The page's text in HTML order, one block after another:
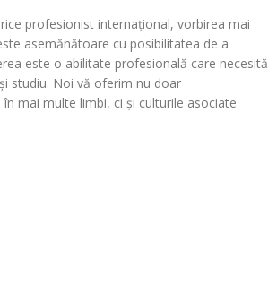
profesionist internațional, vorbirea mai
asemănătoare cu posibilitatea de a
este o abilitate profesională care necesită
studiu. Noi vă oferim nu doar
mai multe limbi, ci și culturile asociate